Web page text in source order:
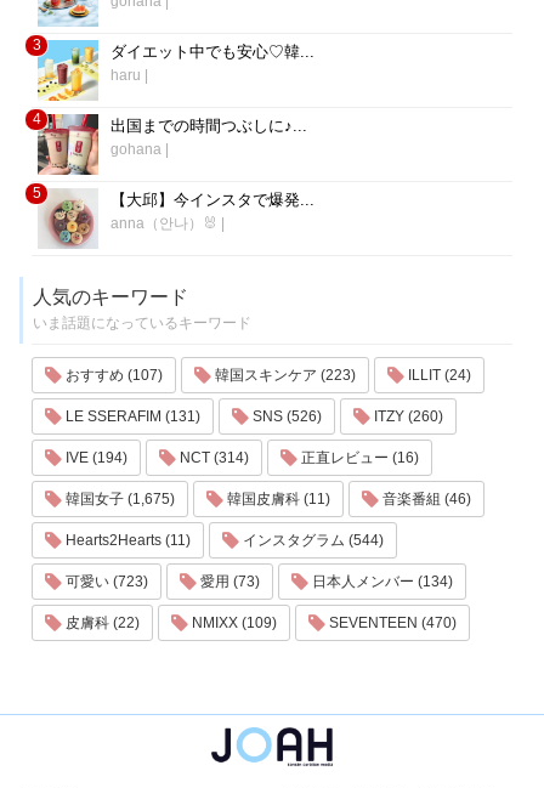
3 ダイエット中でも安心♡韓...
haru
4 出国までの時間つぶしに♪...
gohana
5 【大邱】今インスタで爆発...
anna（안나）🐰
人気のキーワード
いま話題になっているキーワード
おすすめ (107) 韓国スキンケア (223) ILLIT (24)
LE SSERAFIM (131) SNS (526) ITZY (260)
IVE (194) NCT (314) 正直レビュー (16)
韓国女子 (1,675) 韓国皮膚科 (11) 音楽番組 (46)
Hearts2Hearts (11) インスタグラム (544)
可愛い (723) 愛用 (73) 日本人メンバー (134)
皮膚科 (22) NMIXX (109) SEVENTEEN (470)